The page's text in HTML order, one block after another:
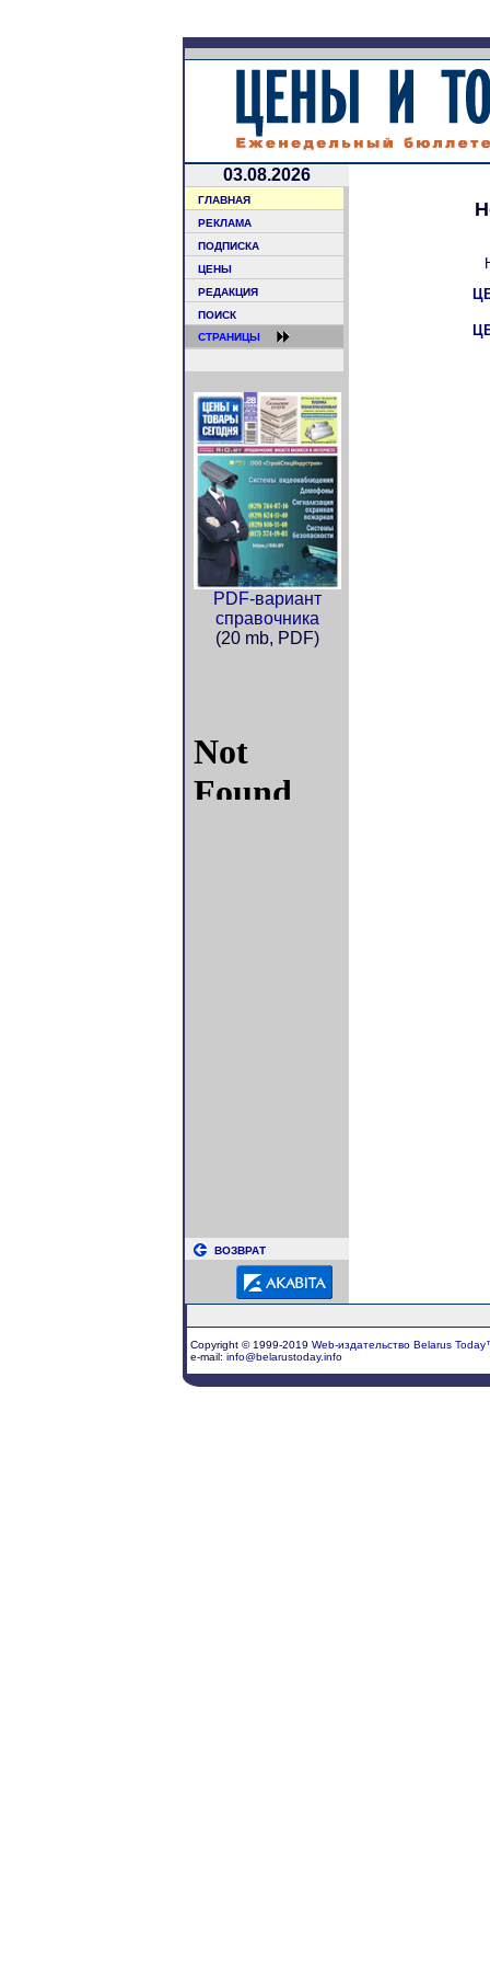
03.08.2026
ГЛАВНАЯ
РЕКЛАМА
ПОДПИСКА
ЦЕНЫ
РЕДАКЦИЯ
ПОИСК
СТРАНИЦЫ
PDF-вариант
справочника
(20 mb, PDF)
ВОЗВРАТ
Copyright © 1999-2019 Web-издательство Belarus
e-mail: info@belarustoday.info